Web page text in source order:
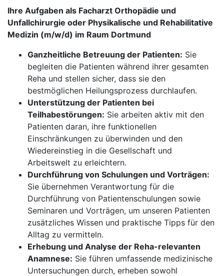
Ihre Aufgaben als Facharzt Orthopädie und
Unfallchirurgie oder Physikalische und Rehabilitative
Medizin (m/w/d) im Raum Dortmund
Ganzheitliche Betreuung der Patienten: Sie
begleiten die Patienten während ihrer gesamten
Reha und stellen sicher, dass sie den
bestmöglichen Heilungsprozess durchlaufen.
Unterstützung der Patienten bei
Teilhabestörungen: Sie arbeiten aktiv mit den
Patienten daran, ihre funktionellen
Einschränkungen zu überwinden und den
Wiedereinstieg in die Gesellschaft und
Arbeitswelt zu erleichtern.
Durchführung von Schulungen und Vorträgen:
Sie übernehmen Verantwortung für die
Durchführung von Patientenschulungen sowie
Seminaren und Vorträgen, um unseren Patienten
zusätzliches Wissen und praktische Tipps für den
Alltag zu vermitteln.
Erhebung und Analyse der Reha-relevanten
Anamnese: Sie führen umfassende medizinische
Untersuchungen durch, erheben sowohl